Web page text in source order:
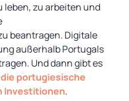
leben, zu arbeiten und
beantragen. Digitale
außerhalb Portugals
Und dann gibt es
die portugiesische
Investitionen.